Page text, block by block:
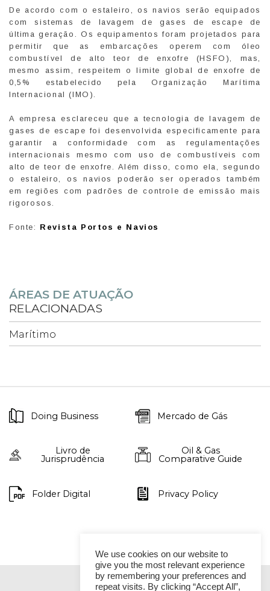
De acordo com o estaleiro, os navios serão equipados
com sistemas de lavagem de gases de escape de
última geração. Os equipamentos foram projetados para
permitir que as embarcações operem com óleo
combustível de alto teor de enxofre (HSFO), mas,
mesmo assim, respeitem o limite global de enxofre de
0,5% estabelecido pela Organização Marítima
Internacional (IMO).
A empresa esclareceu que a tecnologia de lavagem de
gases de escape foi desenvolvida especificamente para
garantir a conformidade com as regulamentações
internacionais mesmo com uso de combustíveis com
alto de teor de enxofre. Além disso, como ela, segundo
o estaleiro, os navios poderão ser operados também
em regiões com padrões de controle de emissão mais
rigorosos.
Fonte: Revista Portos e Navios
ÁREAS DE ATUAÇÃO
RELACIONADAS
Marítimo
Doing Business Mercado de Gás
Livro de
Jurisprudência
Oil & Gas
Comparative Guide
Folder Digital Privacy Policy
We use cookies on our website to
give you the most relevant experience
by remembering your preferences and
repeat visits. By clicking “Accept All”,